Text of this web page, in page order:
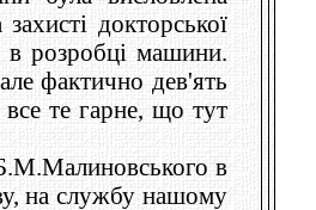
докторської
в розробці машини.
фактично дев'ять
те гарне, що тут
Б.М.Малиновського в
на службу нашому